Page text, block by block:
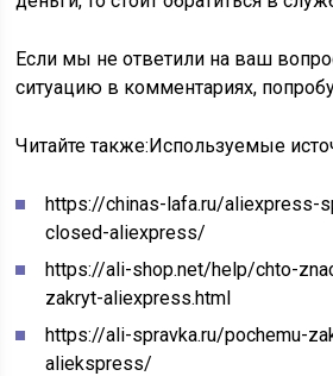
Если мы не ответили на ваш
ситуацию в комментариях,
Читайте также:Используемые
https://chinas-lafa.ru/aliexpress-
closed-aliexpress/
https://ali-shop.net/help/chto-
zakryt-aliexpress.html
https://ali-spravka.ru/pochemu-
aliekspress/